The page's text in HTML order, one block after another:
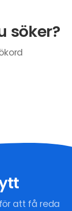
söker?
att få reda